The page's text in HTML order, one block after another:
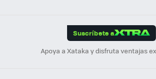
Suscríbete a
Apoya a Xataka y disfruta ventajas